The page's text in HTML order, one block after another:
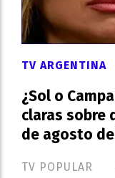
¿Sol o
claras sobre
de agosto
TV POPULAR
TV ARGENTINA